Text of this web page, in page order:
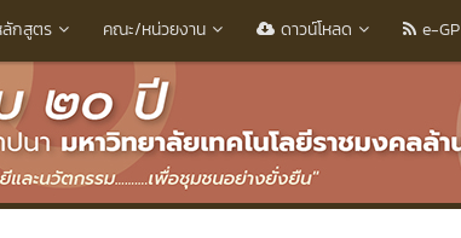
กสูตร คณะ/หน่วยงาน ดาวน์โหลด e-GP